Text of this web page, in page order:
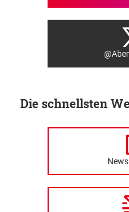
Die schnellsten